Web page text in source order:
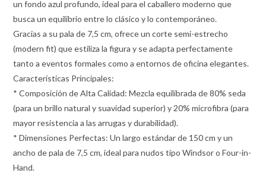
un fondo azul profundo, ideal para el caballero moderno que
busca un equilibrio entre lo clásico y lo contemporáneo.
Gracias a su pala de 7,5 cm, ofrece un corte semi-estrecho
(modern fit) que estiliza la figura y se adapta perfectamente
tanto a eventos formales como a entornos de oficina elegantes.
Características Principales:
* Composición de Alta Calidad: Mezcla equilibrada de 80% seda
(para un brillo natural y suavidad superior) y 20% microfibra (para
mayor resistencia a las arrugas y durabilidad).
* Dimensiones Perfectas: Un largo estándar de 150 cm y un
ancho de pala de 7,5 cm, ideal para nudos tipo Windsor o Four-in-
Hand.